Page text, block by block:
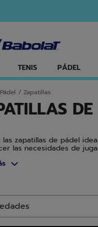
TENIS PÁDEL
Pádel / Zapatillas
las zapatillas de pádel
las necesidades de
para los jóvenes
productos